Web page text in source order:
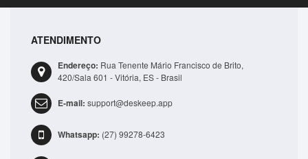
R$41,99
ADICIONAR
ATENDIMENTO
Endereço: Rua Tenente Mário Francisco de Brito,
420/Sala 601 - Vitória, ES - Brasil
E-mail: support@deskeep.app
Whatsapp: (27) 99278-6423